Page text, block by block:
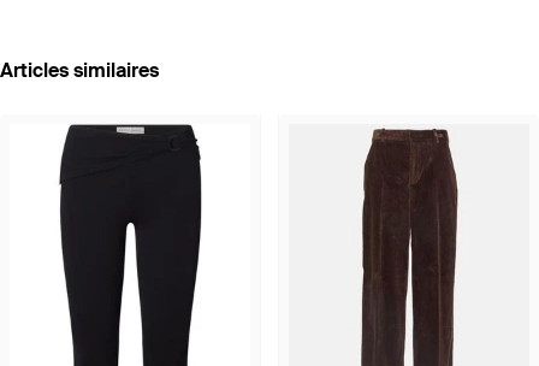
Articles similaires